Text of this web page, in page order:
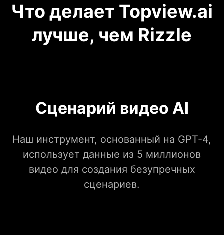
Что делает Topview.ai
лучше, чем Rizzle
Сценарий видео AI
Наш инструмент, основанный на GPT-4,
использует данные из 5 миллионов
видео для создания безупречных
сценариев.